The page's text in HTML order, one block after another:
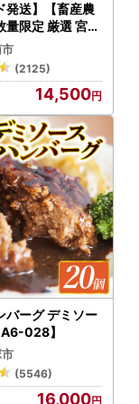
発送】【畜産農
量限定 厳選 宮崎
計800g FN-Li
26-2W
(2125)
14,500
バーグ デミソー
028】
(5546)
16,000